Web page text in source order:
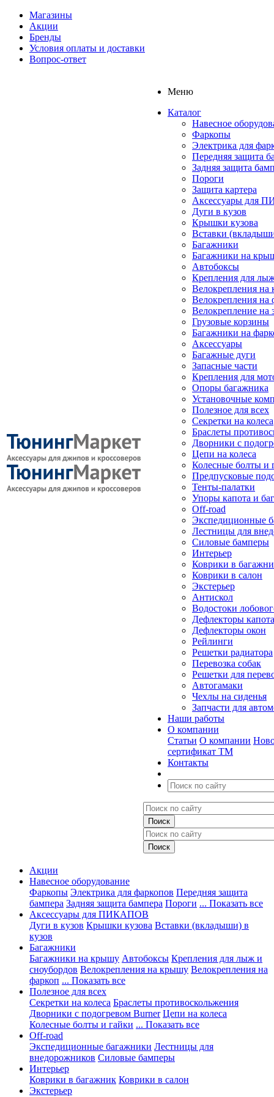
Магазины
Акции
Бренды
Условия оплаты и доставки
Вопрос-ответ
Меню
Каталог
Навесное
Фаркопы
Электрика для
Передняя защита
Задняя защита
Пороги
Защита картера
Аксессуары для
Дуги в кузов
Крышки кузова
Вставки
Багажники
Багажники на
Автобоксы
Крепления для
Велокрепления
Велокрепления на
Велокрепление на
Грузовые корзины
Багажники на
Аксессуары
Багажные дуги
Запасные части
Крепления для
Опоры багажника
Установочные
Полезное для всех
Секретки на колеса
Браслеты
Дворники с
Цепи на колеса
Колесные болты и
Предпусковые
Тенты-палатки
Упоры капота и
Off-road
Экспедиционные
Лестницы для
Силовые бамперы
Интерьер
Коврики в
Коврики в салон
Экстерьер
Антискол
Водостоки
Дефлекторы капота
Дефлекторы окон
Рейлинги
Решетки радиатора
Перевозка собак
Решетки для
Автогамаки
Чехлы на сиденья
Запчасти для
Наши работы
О компании
Статьи О компании
сертификат ТМ
Контакты
Акции
Навесное оборудование
Фаркопы Электрика для фаркопов Передняя защита
бампера Задняя защита бампера Пороги ... Показать все
Аксессуары для ПИКАПОВ
Дуги в кузов Крышки кузова Вставки (вкладыши) в
кузов
Багажники
Багажники на крышу Автобоксы Крепления для лыж и
сноубордов Велокрепления на крышу Велокрепления на
фаркоп ... Показать все
Полезное для всех
Секретки на колеса Браслеты противоскольжения
Дворники с подогревом Burner Цепи на колеса
Колесные болты и гайки ... Показать все
Off-road
Экспедиционные багажники Лестницы для
внедорожников Силовые бамперы
Интерьер
Коврики в багажник Коврики в салон
Экстерьер